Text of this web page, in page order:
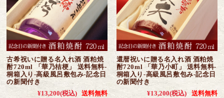
古希祝いに贈る名入れ酒 酒粕焼
酎720ml 「華乃桔梗」 送料無料-
桐箱入り-高級風呂敷包み-記念日
の新聞付き
¥13,200(税込) 送料無料
還暦祝いに贈る名入れ酒 酒粕焼
酎720ml 「華乃小町」 送料無料-
桐箱入り-高級風呂敷包み-記念日
の新聞付き
¥13,200(税込) 送料無料